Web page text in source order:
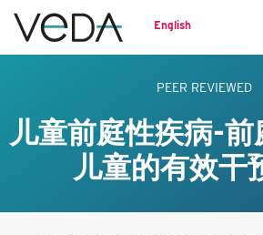
English
PEER REVIEWED
儿童前庭性疾病-
儿童的有效干